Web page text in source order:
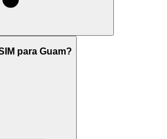
para Guam?